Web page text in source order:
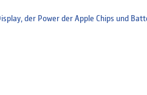
Schweizer Tastatur Layout
der Power der Apple Chips und